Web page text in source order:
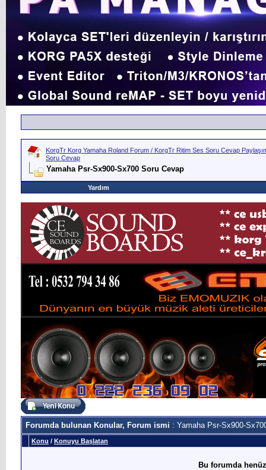
KorgTr Korg Yamaha Roland Forum / KorgTr Ritim Ses Soru Cevap
Soru Cevap
Yamaha Psr-Sx900-Sx700 Soru Cevap
Yardım
Forumda bulunan Konular, Forum ismi : Yamaha Psr-Sx900-
Konu / Konuyu Başlatan
Bu forumda